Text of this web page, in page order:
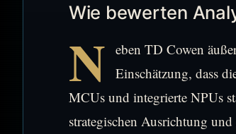
Wie bewerten
N eben TD Cowen
Einschätzung, dass
MCUs und integrierte NPUs
strategischen Ausrichtung